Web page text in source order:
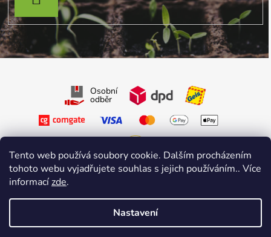
Tento web používá soubory cookie. Dalším procházením
tohoto webu vyjadřujete souhlas s jejich používáním.. Více
informacízde.
Nastavení
PŘIHLÁSIT SE
Osobní
odběr
Vytvořil Shoptet Premium&sniperdesign.cz